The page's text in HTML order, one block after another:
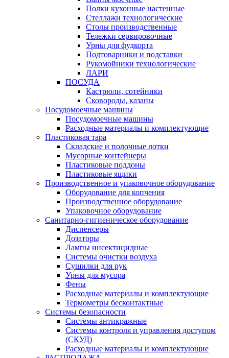
Полки кухонные настенные
Стеллажи технологические
Столы производственные
Тележки сервировочные
Урны для фудкорта
Подтоварники и подставки
Рукомойники технологические
ЛАРИ
ПОСУДА
Кастрюли, сотейники
Сковороды, казаны
Посудомоечные машины
Посудомоечные машины
Расходные материалы и комплектующие
Пластиковая тара
Складские и полочные лотки
Мусорные контейнеры
Пластиковые поддоны
Пластиковые ящики
Производственное и упаковочное оборудование
Оборудование для копчения
Производственное оборудование
Упаковочное оборудование
Санитарно-гигиеническое оборудование
Диспенсеры
Дозаторы
Лампы инсектицидные
Системы очистки воздуха
Сушилки для рук
Урны для мусора
Фены
Расходные материалы и комплектующие
Термометры бесконтактные
Системы безопасности
Системы антикражные
Системы контроля и управления доступом
(СКУД)
Расходные материалы и комплектующие